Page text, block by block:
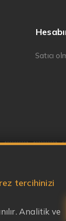
Satıcı
Market. Tüm
tercihinizi
Analitik ve